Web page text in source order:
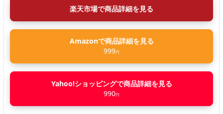
楽天市場で商品詳細を見る
Amazonで商品詳細を見る
999円
Yahoo!ショッピングで商品詳細を見る
990円